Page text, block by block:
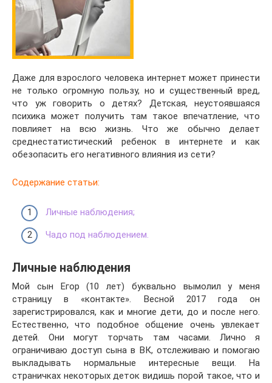
Даже для взрослого человека интернет может принести
не только огромную пользу, но и существенный вред,
что уж говорить о детях? Детская, неустоявшаяся
психика может получить там такое впечатление, что
повлияет на всю жизнь. Что же обычно делает
среднестатистический ребенок в интернете и как
обезопасить его негативного влияния из сети?
Содержание статьи:
Личные наблюдения;
Чадо под наблюдением.
Личные наблюдения
Мой сын Егор (10 лет) буквально вымолил у меня
страницу в «контакте». Весной 2017 года он
зарегистрировался, как и многие дети, до и после него.
Естественно, что подобное общение очень увлекает
детей. Они могут торчать там часами. Лично я
ограничиваю доступ сына в ВК, отслеживаю и помогаю
выкладывать нормальные интересные вещи. На
страничках некоторых деток видишь порой такое, что и